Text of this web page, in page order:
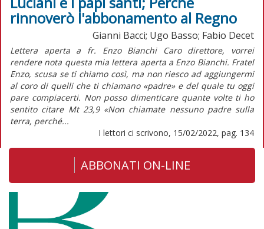
rinnoverò l'abbonamento al Regno
Gianni Bacci; Ugo Basso; Fabio Decet
Lettera aperta a fr. Enzo Bianchi Caro direttore, vorrei
rendere nota questa mia lettera aperta a Enzo Bianchi. Fratel
Enzo, scusa se ti chiamo così, ma non riesco ad aggiungermi
al coro di quelli che ti chiamano «padre» e del quale tu oggi
pare compiacerti. Non posso dimenticare quante volte ti ho
sentito citare Mt 23,9 «Non chiamate nessuno padre sulla
terra, perché...
I lettori ci scrivono, 15/02/2022, pag. 134
ABBONATI ON-LINE